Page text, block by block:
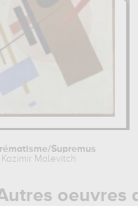
Supremus
Kazimir Malevitch
oeuvres